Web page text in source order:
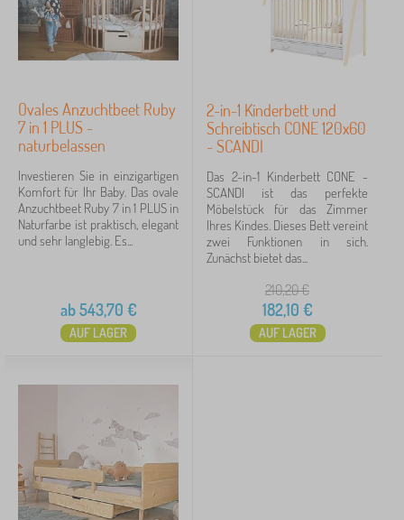
Ovales Anzuchtbeet Ruby
7 in 1 PLUS -
naturbelassen
Investieren Sie in einzigartigen
Komfort für Ihr Baby. Das ovale
Anzuchtbeet Ruby 7 in 1 PLUS in
Naturfarbe ist praktisch, elegant
und sehr langlebig. Es...
ab543,70 €
AUF LAGER
2-in-1 Kinderbett und
Schreibtisch CONE 120x60
- SCANDI
Das 2-in-1 Kinderbett CONE -
SCANDI ist das perfekte
Möbelstück für das Zimmer
Ihres Kindes. Dieses Bett vereint
zwei Funktionen in sich.
Zunächst bietet das...
210,20€
182,10 €
AUF LAGER